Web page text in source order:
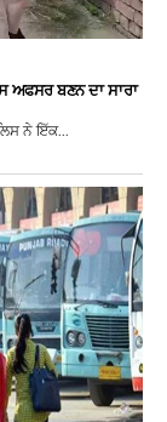
ਅਫਸਰ ਬਣਨ ਦਾ ਸਾਰਾ
ਨੇ ਇੱਕ...